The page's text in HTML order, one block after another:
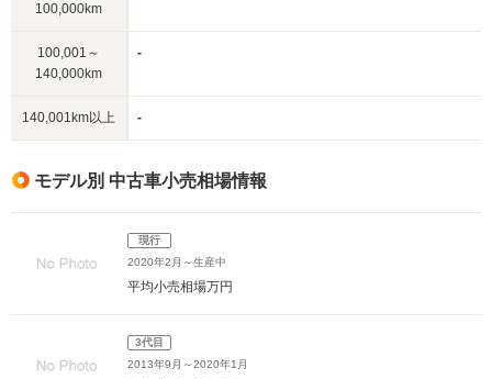
100,000km
100,001～
140,000km
-
140,001km以上 -
モデル別 中古車小売相場情報
現行
2020年2月～生産中
平均小売相場万円
3代目
2013年9月～2020年1月